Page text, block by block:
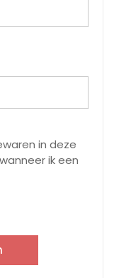
in deze
ik een